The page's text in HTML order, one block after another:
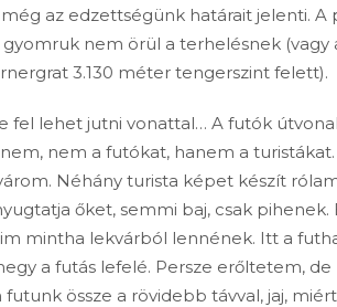
az edzettségünk határait jelenti.
gyomruk nem örül a terhelésnek
3.130 méter tengerszint felett).
fel lehet jutni vonattal… A futók
nem a futókat, hanem a
Néhány turista képet készít
őket, semmi baj, csak
mintha lekvárból lennének. Itt a
a futás lefelé. Persze erőltetem,
össze a rövidebb távval, jaj,